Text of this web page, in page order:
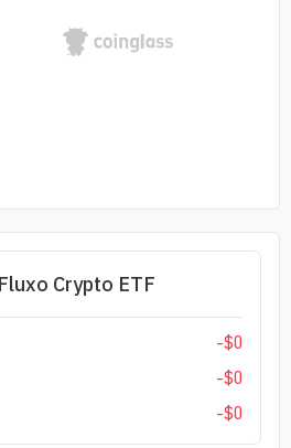
Crypto ETF
-$0
-$0
-$0